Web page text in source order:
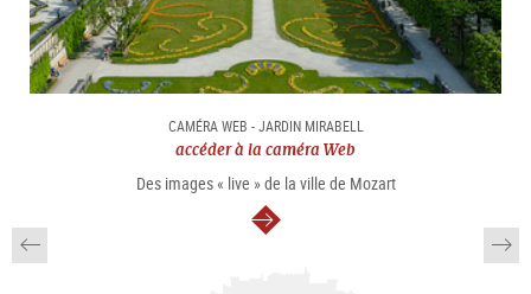
CAMÉRA WEB - JARDIN MIRABELL
accéder à la caméra Web
Des images « live » de la ville de Mozart
Continuer